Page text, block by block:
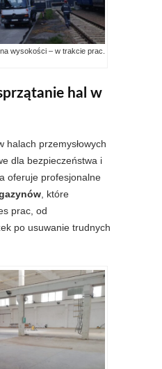
wysokości – w trakcie prac.
hal w
halach przemysłowych
dla bezpieczeństwa i
oferuje profesjonalne
, które
prac, od
po usuwanie trudnych